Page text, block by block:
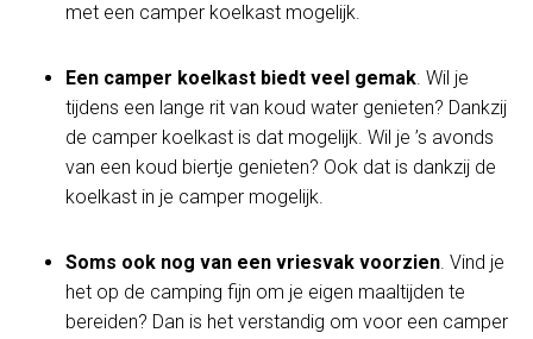
met een camper koelkast mogelijk.
Een camper koelkast biedt veel gemak. Wil je
tijdens een lange rit van koud water genieten? Dankzij
de camper koelkast is dat mogelijk. Wil je ’s avonds
van een koud biertje genieten? Ook dat is dankzij de
koelkast in je camper mogelijk.
Soms ook nog van een vriesvak voorzien. Vind je
het op de camping fijn om je eigen maaltijden te
bereiden? Dan is het verstandig om voor een camper